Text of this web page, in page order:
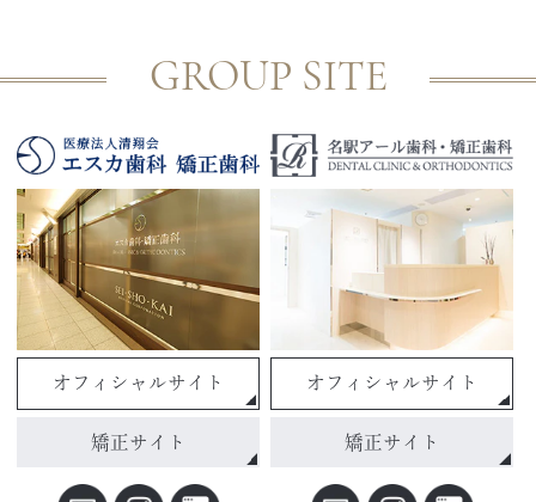
GROUP SITE
オフィシャルサイト
矯正サイト
オフィシャルサイト
矯正サイト